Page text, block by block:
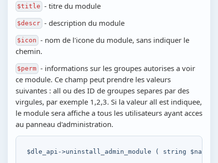
$title - titre du module
$descr - description du module
$icon - nom de l'icone du module, sans indiquer le
chemin.
$perm - informations sur les groupes autorises a voir
ce module. Ce champ peut prendre les valeurs
suivantes : all ou des ID de groupes separes par des
virgules, par exemple 1,2,3. Si la valeur all est indiquee,
le module sera affiche a tous les utilisateurs ayant acces
au panneau d'administration.
$dle_api ->uninstall_admin_module ( string $name